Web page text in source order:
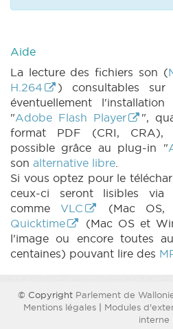
Aide
La lecture des fichiers son (
H.264
) consultables sur
éventuellement
"Adobe Flash Player
",
format PDF (CRI, CRA),
possible grâce au plug-in "
son alternative libre.
Si vous optez pour le
ceux-ci seront lisibles via
comme VLC
(Mac OS,
Quicktime
(Mac OS et
l'image ou encore toutes
centaines) pouvant lire des
© Copyright Parlement de
Mentions légales| Modules
interne